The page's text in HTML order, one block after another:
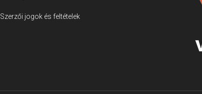
Szerzői jogok és feltételek